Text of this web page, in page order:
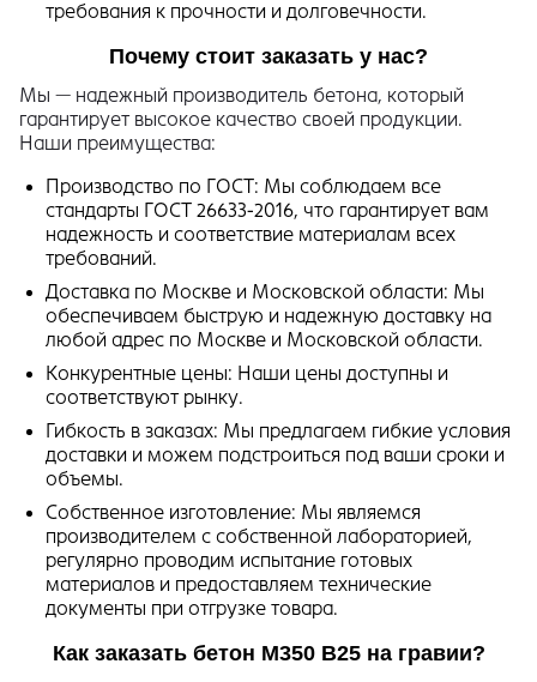
требования к прочности и долговечности.
Почему стоит заказать у нас?
Мы — надежный производитель бетона, который
гарантирует высокое качество своей продукции.
Наши преимущества:
Производство по ГОСТ: Мы соблюдаем все
стандарты ГОСТ 26633-2016, что гарантирует вам
надежность и соответствие материалам всех
требований.
Доставка по Москве и Московской области: Мы
обеспечиваем быструю и надежную доставку на
любой адрес по Москве и Московской области.
Конкурентные цены: Наши цены доступны и
соответствуют рынку.
Гибкость в заказах: Мы предлагаем гибкие условия
доставки и можем подстроиться под ваши сроки и
объемы.
Собственное изготовление: Мы являемся
производителем с собственной лабораторией,
регулярно проводим испытание готовых
материалов и предоставляем технические
документы при отгрузке товара.
Как заказать бетон М350 В25 на гравии?